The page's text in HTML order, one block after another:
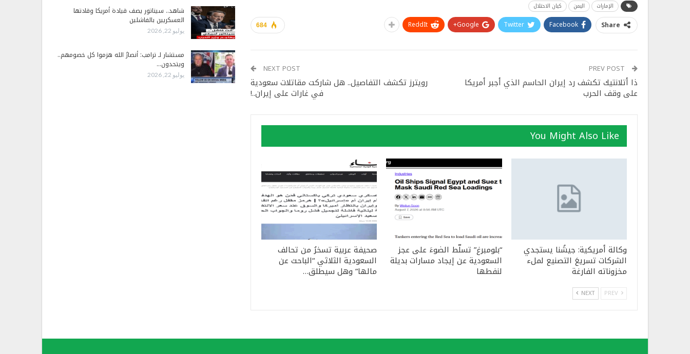
الإمارات اليمن كيان الاحتلال
684 Share
Facebook
Twitter
Google+
ReddIt
ذا أتلانتيك تكشف رد إيران الحاسم الذي أجبر أمريكا
على وقف الحرب
NEXT POST
رويترز تكشف التفاصيل.. هل شاركت مقاتلات سعودية
في غارات على إيران..!
You Might Also Like
وكالة أمريكية: جيشُنا يستجدي
الشركات تسريعَ التصنيع لملء
مخزوناته الفارغة
“بلومبرغ” تسلّط الضوءَ على عجز
السعودية عن إيجاد مسارات بديلة
لنفطها
صحيفة عربية تسخرُ من تحالف
السعودية الثلاثي “الباحث عن
مالها” وهل سيطلق…
NEXT
شاهد.. سيناتور يصف قيادة أمريكا وقادتها
العسكريين بالفاشلين
يوليو 22, 2026
مستشار لـ ترامب: أنصارُ الله هزموا كل خصومهم..
ويتحدون…
يوليو 22, 2026